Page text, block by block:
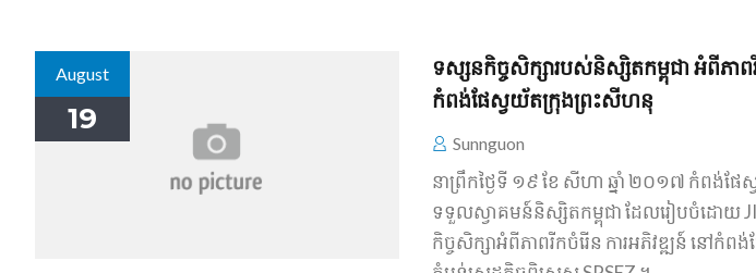
August
19
ទស្សនកិច្ច​សិក្សា​​របស់​និស្សិត​កម្ពុជា​ អំពី​ភាព​
កំពង់ផែ​ស្វយ័ត​ក្រុងព្រះសីហនុ
Sunnguon
នា​ព្រឹក​ថ្ងៃទី ១៩ ខែ សីហា ឆ្នាំ ២០១៧ កំពង់ផ
ទទួល​ស្វាគមន៍​និស្សិត​កម្ពុជា ដែល​រៀបចំ​ដោយ
កិច្ច​សិក្សា​អំពី​ភាព​រីកចំរើន ការអភិវឌ្ឍន៍ នៅ​កំ